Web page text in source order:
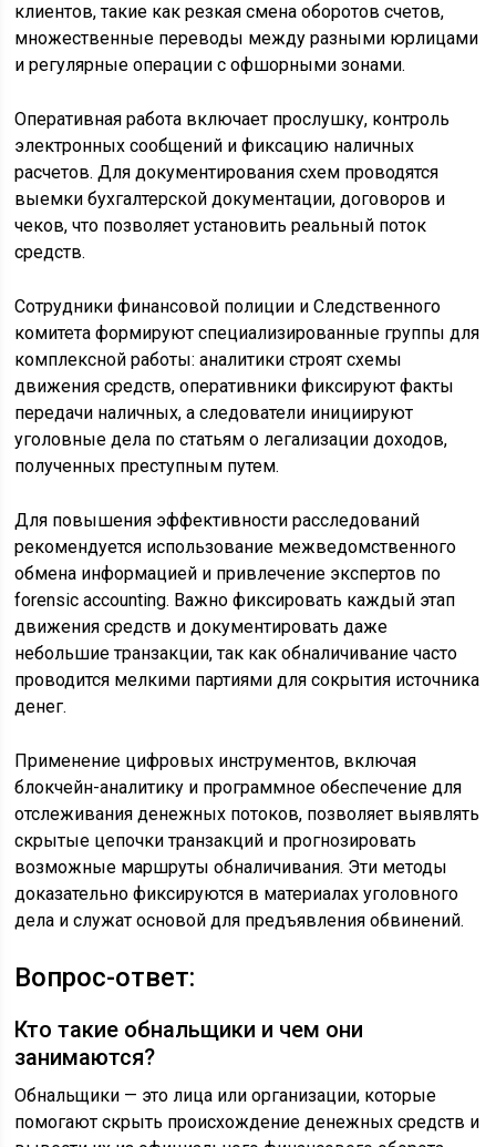
клиентов, такие как резкая смена оборотов счетов,
множественные переводы между разными юрлицами
и регулярные операции с офшорными зонами.
Оперативная работа включает прослушку, контроль
электронных сообщений и фиксацию наличных
расчетов. Для документирования схем проводятся
выемки бухгалтерской документации, договоров и
чеков, что позволяет установить реальный поток
средств.
Сотрудники финансовой полиции и Следственного
комитета формируют специализированные группы для
комплексной работы: аналитики строят схемы
движения средств, оперативники фиксируют факты
передачи наличных, а следователи инициируют
уголовные дела по статьям о легализации доходов,
полученных преступным путем.
Для повышения эффективности расследований
рекомендуется использование межведомственного
обмена информацией и привлечение экспертов по
forensic accounting. Важно фиксировать каждый этап
движения средств и документировать даже
небольшие транзакции, так как обналичивание часто
проводится мелкими партиями для сокрытия источника
денег.
Применение цифровых инструментов, включая
блокчейн-аналитику и программное обеспечение для
отслеживания денежных потоков, позволяет выявлять
скрытые цепочки транзакций и прогнозировать
возможные маршруты обналичивания. Эти методы
доказательно фиксируются в материалах уголовного
дела и служат основой для предъявления обвинений.
Вопрос-ответ:
Кто такие обнальщики и чем они
занимаются?
Обнальщики — это лица или организации, которые
помогают скрыть происхождение денежных средств и